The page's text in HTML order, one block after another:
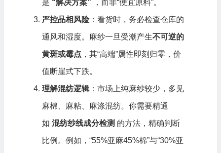
是 “解决方案” ，而非“便宜原料”。
严控品相风险：看货时，务必检查仓库的
通风和湿度。麻纱一旦受潮产生不可逆的
黄斑或霉点 ，其“高端”属性即刻归零，价
值断崖式下跌。
理解混纺逻辑：市场上纯麻纱较少，多见
麻棉、麻粘、麻涤混纺。你需要精通
如 混纺纱线成分检测 的方法，精确判断
比例。例如，“55%亚麻45%棉”与“30%亚